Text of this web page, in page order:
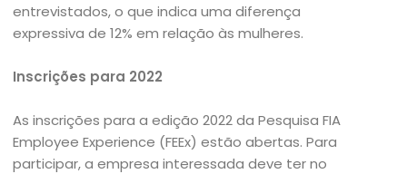
entrevistados, o que indica uma diferença
expressiva de 12% em relação às mulheres.
Inscrições para 2022
As inscrições para a edição 2022 da Pesquisa FIA
Employee Experience (FEEx) estão abertas. Para
participar, a empresa interessada deve ter no